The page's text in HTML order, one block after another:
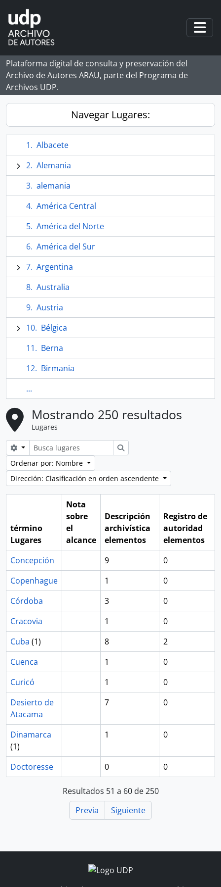
Skip to main content
Plataforma digital de consulta y preservación del
Archivo de Autores ARAU, parte del Programa de
Archivos UDP.
Navegar Lugares:
Albacete
Alemania
alemania
América Central
América del Norte
América del Sur
Argentina
Australia
Austria
Bélgica
Berna
Birmania
...
Mostrando 250 resultados
Lugares
Search options
Búsqueda
Ordenar por: Nombre
Dirección: Clasificación en orden ascendente
término
Lugares
Nota
sobre
el
alcance
Descripción
archivística
elementos
Registro de
autoridad
elementos
Concepción
9
0
Copenhague
1
0
Córdoba
3
0
Cracovia
1
0
Cuba (1) 8
2
Cuenca
1
0
Curicó
1
0
Desierto de
Atacama
7 0
Dinamarca
(1)
1 0
Doctoresse 0 0
Resultados 51 a 60 de 250
Previa
Siguiente